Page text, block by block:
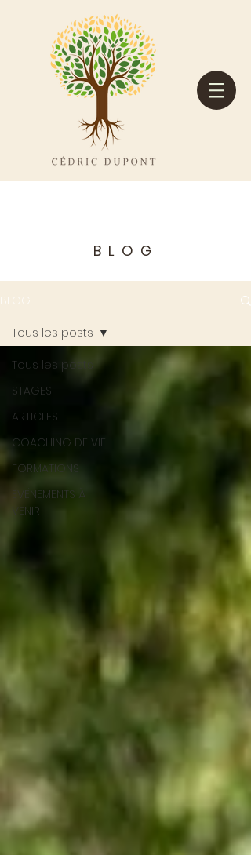
BLOG
BLOG
Tous les posts
STAGES
ARTICLES
COACHING DE VIE
FORMATIONS
ÉVÉNEMENTS À
VENIR
Tous les posts